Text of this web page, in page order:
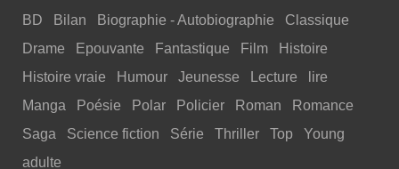
BD
Bilan Biographie - Autobiographie
Classique
Drame
Epouvante Fantastique Film
Histoire
Histoire vraie
Humour Jeunesse Lecture
lire
Manga
Poésie Polar Policier Roman
Romance
Saga
Science fiction Série Thriller Top
Young
adulte